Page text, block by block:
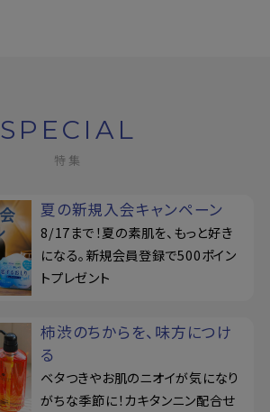
SPECIAL
特集
夏の新規入会キャンペーン
8/17まで！夏の素肌を、もっと好き
になる。新規会員登録で500ポイン
トプレゼント
柿渋のちからを、味方につけ
る
ベタつきやお肌のニオイが気になり
がちな季節に！カキタンニン配合せ